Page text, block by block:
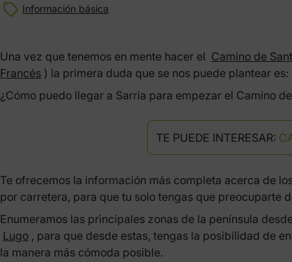
Información básica
Una vez que tenemos en mente hacer el Camino de
Francés ) la primera duda que se nos puede plantear es:
¿Cómo puedo llegar a Sarria para empezar el Camino
TE PUEDE INTERESAR:
Te ofrecemos la información más completa acerca de
por carretera, para que tu solo tengas que preocuparte
Enumeramos las principales zonas de la península
Lugo , para que desde estas, tengas la posibilidad de
la manera más cómoda posible.